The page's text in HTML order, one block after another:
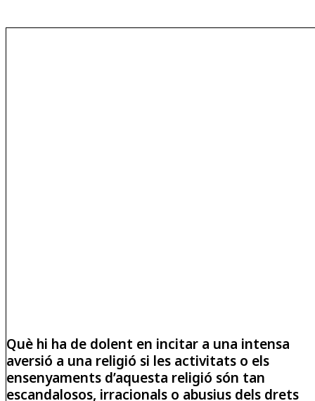
Què hi ha de dolent en incitar a una intensa
aversió a una religió si les activitats o els
ensenyaments d’aquesta religió són tan
escandalosos, irracionals o abusius dels drets